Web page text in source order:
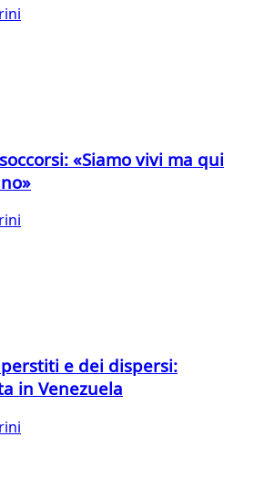
«Siamo vivi ma qui
e dei dispersi:
in Venezuela